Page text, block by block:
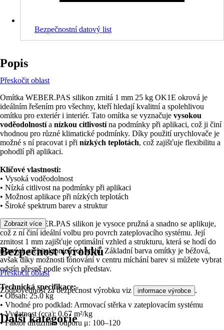
Bezpečnostní datový list
Popis
Přeskočit oblast
Omítka WEBER.PAS silikon zrnitá 1 mm 25 kg OK1E okrová je
ideálním řešením pro všechny, kteří hledají kvalitní a spolehlivou
omítku pro exteriér i interiér. Tato omítka se vyznačuje vysokou
voděodolnostía nízkou citlivostína podmínky při aplikaci, což ji činí
vhodnou pro různé klimatické podmínky. Díky použití urychlovače je
možné s ní pracovat i při nízkých teplotách, což zajišťuje flexibilitu a
pohodlí při aplikaci.
Klíčové vlastnosti:
• Vysoká voděodolnost
• Nízká citlivost na podmínky při aplikaci
• Možnost aplikace při nízkých teplotách
• Široké spektrum barev a struktur
Omítka WEBER.PAS silikon je vysoce pružná a snadno se aplikuje,
což z ní činí ideální volbu pro povrch zateplovacího systému. Její
zrnitost 1 mm zajišťuje optimální vzhled a strukturu, která se hodí do
různých architektonických stylů. Základní barva omítky je béžová,
avšak díky možnosti tónování v centru míchání barev si můžete vybrat
odstín přesně podle svých představ.
Technická specifikace:
• Obsah: 25.0 kg
• Vhodné pro podklad: Armovací stěrka v zateplovacím systému
• Vydatnost (cca): 0.67 m²/kg
• Faktor difuzního odporu μ: 100–120
Zobrazit více
Bezpečnost výrobků
Přeskočit oblast
Zodpovědnost za bezpečnost výrobku viz informace výrobce .
Další kategorie